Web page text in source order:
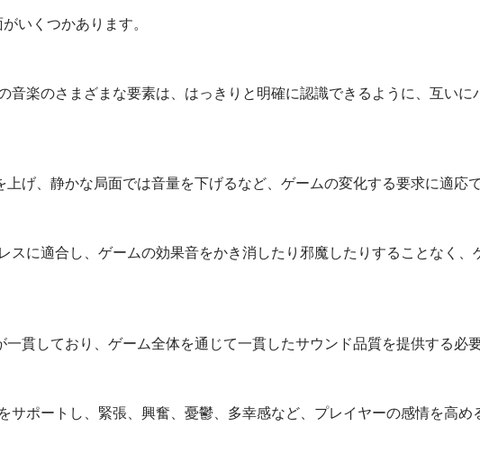
いくつかあります。
音楽のさまざまな要素は、はっきりと明確に認識できるように、互いに
げ、静かな局面では音量を下げるなど、ゲームの変化する要求に適応
スに適合し、ゲームの効果音をかき消したり邪魔したりすることなく、
貫しており、ゲーム全体を通じて一貫したサウンド品質を提供する必
ポートし、緊張、興奮、憂鬱、多幸感など、プレイヤーの感情を高め